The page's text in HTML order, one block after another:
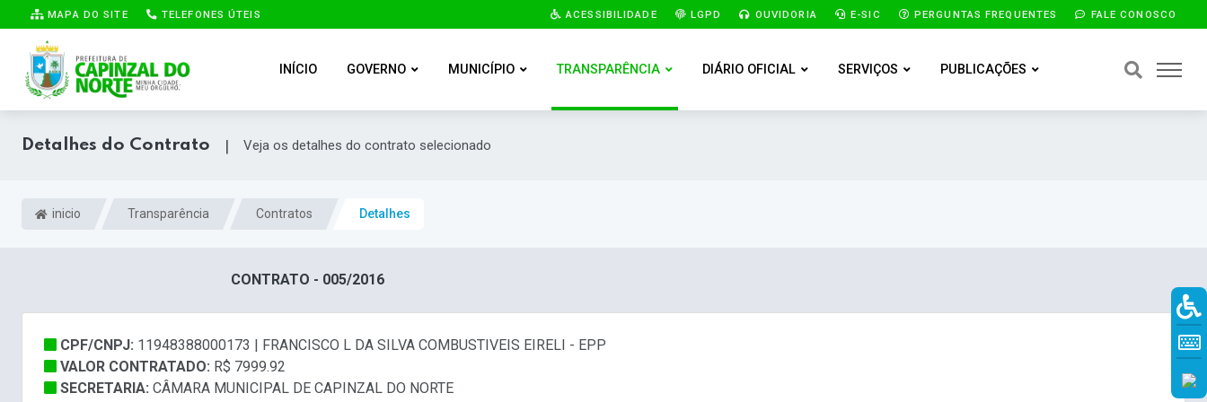
MAPA DO SITE TELEFONES ÚTEIS ACESSIBILIDADE LGPD OUVIDORIA E-SIC PERGUNTAS FREQUENTES FALE CONOSCO
INÍCIO GOVERNO MUNICÍPIO TRANSPARÊNCIA DIÁRIO OFICIAL SERVIÇOS PUBLICAÇÕES
Detalhes do Contrato | Veja os detalhes do contrato selecionado
inicio Transparência Contratos Detalhes
CONTRATO - 005/2016
CPF/CNPJ: 11948388000173 | FRANCISCO L DA SILVA COMBUSTIVEIS EIRELI - EPP
VALOR CONTRATADO: R$ 7999.92
SECRETARIA: CÂMARA MUNICIPAL DE CAPINZAL DO NORTE